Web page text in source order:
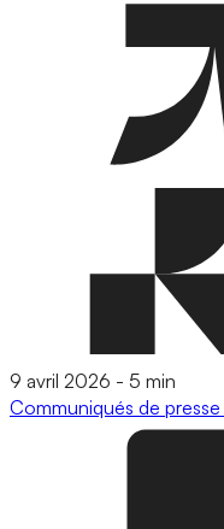
9 avril 2026 - 5 min
Communiqués de presse